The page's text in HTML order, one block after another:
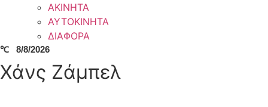
ΑΚΙΝΗΤΑ
ΑΥΤΟΚΙΝΗΤΑ
ΔΙΑΦΟΡΑ
℃ 8/8/2026
Χάνς Ζάμπελ